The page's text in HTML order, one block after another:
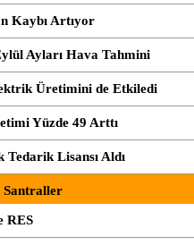
Kaybı Artıyor
Ayları Hava Tahmini
Üretimini de Etkiledi
Yüzde 49 Arttı
Lisansı Aldı
Santraller
RES